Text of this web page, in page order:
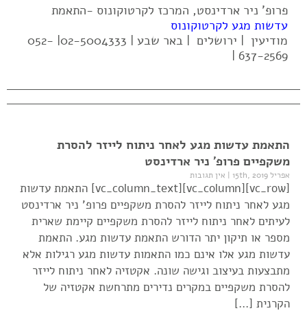
פרופ' ניר ארדינסט, המרכז לקרטוקונוס -התאמת
עדשות מגע לקרטוקונוס
מודיעין | ירושלים | באר שבע | 02-5004333| 052-
637-2569 |
התאמת עדשות מגע לאחר ניתוח לייזר להסרת
משקפיים פרופ' ניר ארדינסט
אפריל 15th, 2019 | אין תגובות
[vc_row][vc_column][vc_column_text] התאמת עדשות
מגע לאחר ניתוח לייזר להסרת משקפיים פרופ' ניר ארדינסט
לעיתים לאחר ניתוח לייזר להסרת משקפיים קיימת שארית
מספר או תיקון יתר הדורש התאמת עדשות מגע. התאמת
עדשות מגע אלו אינם כמו התאמות עדשות מגע רגילות אלא
מתבצעות בעיצוב וגישה שונה. אקטזיה לאחר ניתוח לייזר
להסרת משקפיים במקרים נדירים מתרחשת אקטזיה של
הקרנית […]